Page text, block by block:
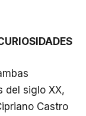
del siglo XX,
Castro